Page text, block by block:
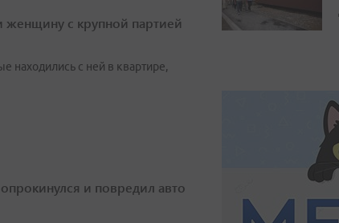
женщину с крупной партией
находились с ней в квартире,
и повредил авто